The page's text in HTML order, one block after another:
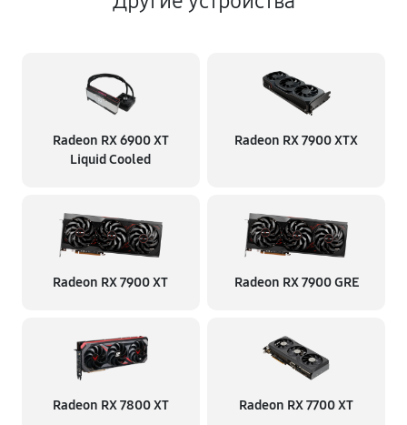
Radeon RX 6900 XT
Liquid Cooled
Radeon RX 7900 XTX
Radeon RX 7900 XT Radeon RX 7900 GRE
Radeon RX 7800 XT Radeon RX 7700 XT